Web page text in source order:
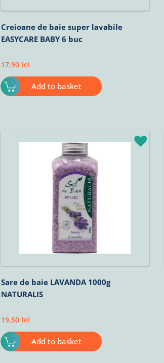
Creioane de baie super lavabile
EASYCARE BABY 6 buc
17,90 lei
Add to basket
Sare de baie LAVANDA 1000g
NATURALIS
19,50 lei
Add to basket